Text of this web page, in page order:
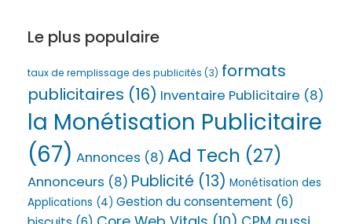
Le plus populaire
taux de remplissage des publicités (3) formats
publicitaires (16) Inventaire Publicitaire (8)
la Monétisation Publicitaire
(67) Annonces (8) Ad Tech (27)
Annonceurs (8) Publicité (13) Monétisation des
Applications (4) Gestion du consentement (6)